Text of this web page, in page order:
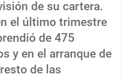
de su cartera.
el último trimestre
de 475
y en el arranque de
de las